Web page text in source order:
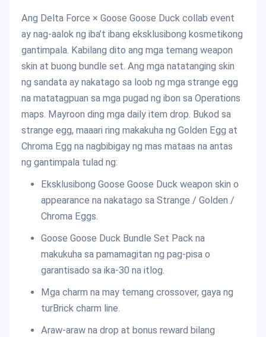
Ang Delta Force × Goose Goose Duck collab event
ay nag-aalok ng iba’t ibang eksklusibong kosmetikong
gantimpala. Kabilang dito ang mga temang weapon
skin at buong bundle set. Ang mga natatanging skin
ng sandata ay nakatago sa loob ng mga strange egg
na matatagpuan sa mga pugad ng ibon sa Operations
maps. Mayroon ding mga daily item drop. Bukod sa
strange egg, maaari ring makakuha ng Golden Egg at
Chroma Egg na nagbibigay ng mas mataas na antas
ng gantimpala tulad ng:
Eksklusibong Goose Goose Duck weapon skin o
appearance na nakatago sa Strange / Golden /
Chroma Eggs.
Goose Goose Duck Bundle Set Pack na
makukuha sa pamamagitan ng pag-pisa o
garantisado sa ika-30 na itlog.
Mga charm na may temang crossover, gaya ng
turBrick charm line.
Araw-araw na drop at bonus reward bilang